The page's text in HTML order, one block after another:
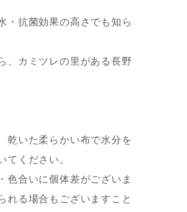
・抗菌効果の高さでも知ら
、カミツレの里がある長野
乾いた柔らかい布で水分を
てください。
色合いに個体差がございま
れる場合もございますこと